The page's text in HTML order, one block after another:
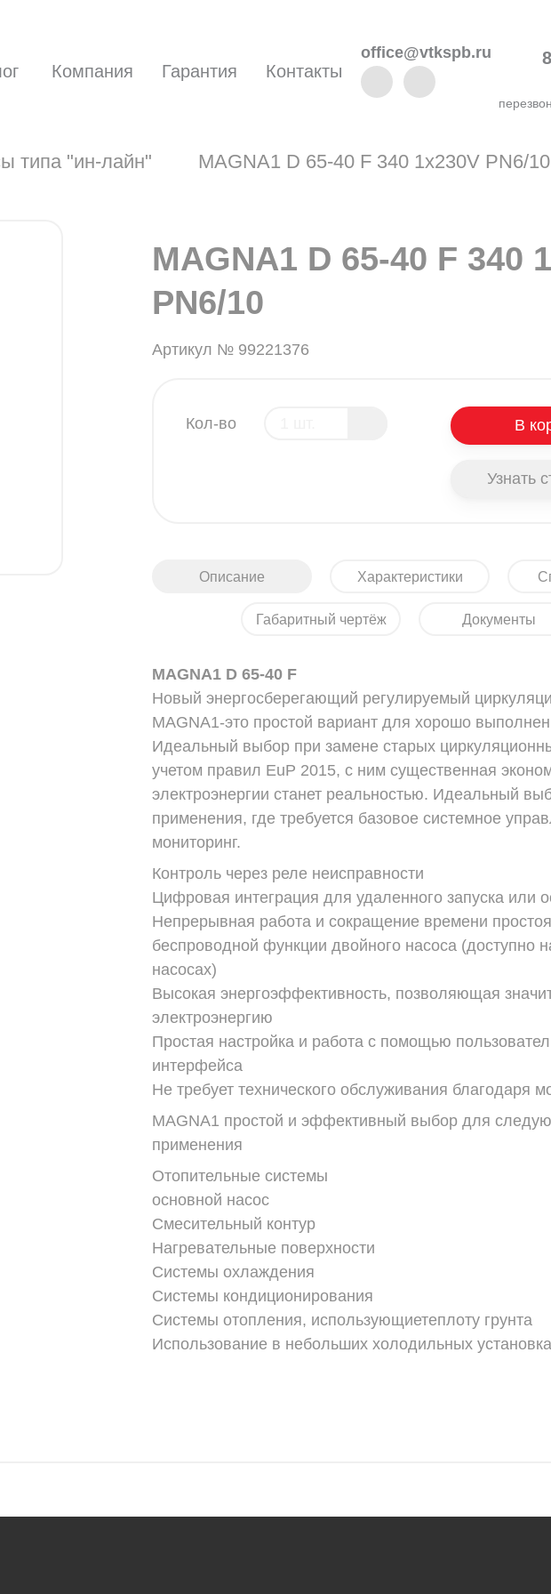
Компания Гарантия Контакты
office@vtkspb.ru
типа "ин-лайн" MAGNA1 D 65-40 F 340 1x230V PN6/10
MAGNA1 D 65-40 F 340
PN6/10
Артикул № 99221376
Кол-во В
Узнать
Описание Характеристики
Габаритный чертёж Документы
MAGNA1 D 65-40 F
Новый энергосберегающий регулируемый
MAGNA1-это простой вариант для хорошо
Идеальный выбор при замене старых
учетом правил EuP 2015, с ним существенная
электроэнергии станет реальностью. Идеальный
применения, где требуется базовое системное
мониторинг.
Контроль через реле неисправности
Цифровая интеграция для удаленного запуска или
Непрерывная работа и сокращение времени
беспроводной функции двойного насоса (доступно
насосах)
Высокая энергоэффективность, позволяющая
электроэнергию
Простая настройка и работа с помощью
интерфейса
Не требует технического обслуживания благодаря
MAGNA1 простой и эффективный выбор для
применения
Отопительные системы
основной насос
Смесительный контур
Нагревательные поверхности
Системы охлаждения
Системы кондиционирования
Системы отопления, использующиетеплоту грунта
Использование в небольших холодильных